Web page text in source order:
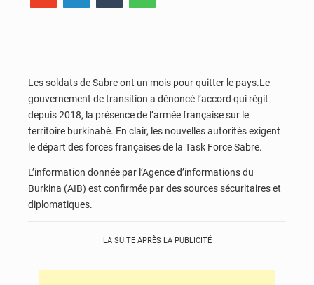
Les soldats de Sabre ont un mois pour quitter le pays.Le
gouvernement de transition a dénoncé l’accord qui régit
depuis 2018, la présence de l’armée française sur le
territoire burkinabè. En clair, les nouvelles autorités exigent
le départ des forces françaises de la Task Force Sabre.
L’information donnée par l’Agence d’informations du
Burkina (AIB) est confirmée par des sources sécuritaires et
diplomatiques.
LA SUITE APRÈS LA PUBLICITÉ